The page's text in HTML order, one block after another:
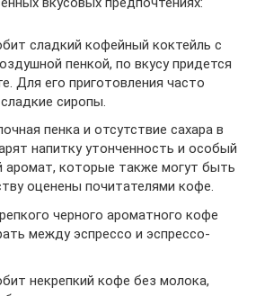
сладкий кофейный коктейль с
пенкой, по вкусу придется
Для его приготовления часто
сиропы.
пенка и отсутствие сахара в
напитку утонченность и особый
которые также могут быть
оценены почитателями кофе.
черного ароматного кофе
между эспрессо и эспрессо-
некрепкий кофе без молока,